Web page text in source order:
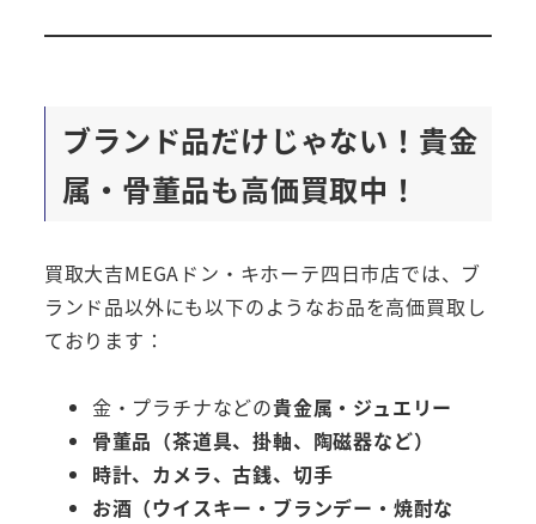
ブランド品だけじゃない！貴金
属・骨董品も高価買取中！
買取大吉MEGAドン・キホーテ四日市店では、ブ
ランド品以外にも以下のようなお品を高価買取し
ております：
金・プラチナなどの貴金属・ジュエリー
骨董品（茶道具、掛軸、陶磁器など）
時計、カメラ、古銭、切手
お酒（ウイスキー・ブランデー・焼酎な